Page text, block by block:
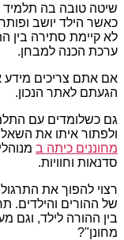
שיטה טובה בה תלמיד
כאשר הילד יושב
לא קיימת סתירה בין
ערכת הכנה למבחן.
אם אתם צריכים מידע
הגעתם לאתר הנכון.
גם כשלומדים עם
ולפתור איתו את
מחוננים כיתה ב
סדנאות וחוויות.
רצוי להפוך את
של ההורים והילדים.
בין ההורה לילד, וגם
מחונן"?